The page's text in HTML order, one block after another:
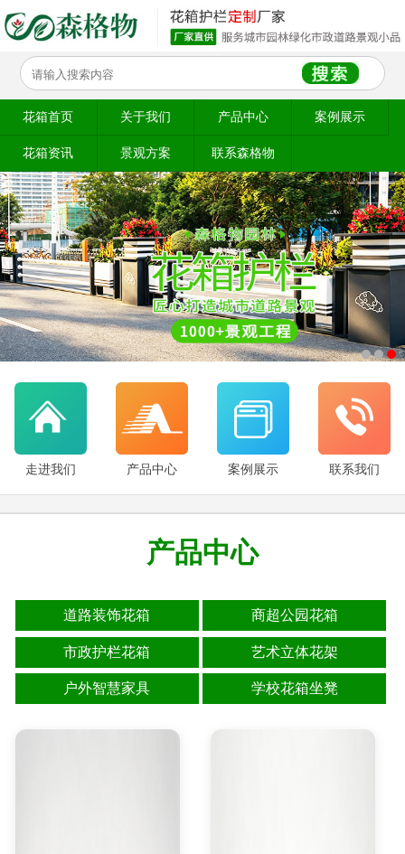
花箱首页 关于我们 产品中心 案例展示
花箱资讯 景观方案 联系森格物
走进我们 产品中心 案例展示 联系我们
产品中心
道路装饰花箱 商超公园花箱
市政护栏花箱 艺术立体花架
户外智慧家具 学校花箱坐凳